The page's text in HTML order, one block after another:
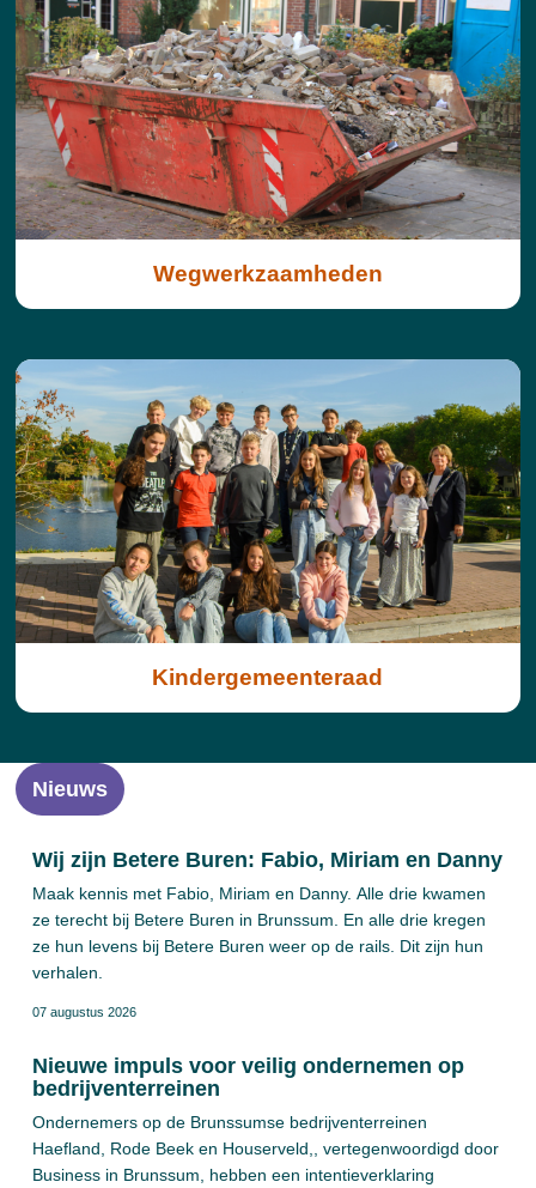
Wegwerkzaamheden
Kindergemeenteraad
Nieuws
Wij zijn Betere Buren: Fabio, Miriam en Danny
Maak kennis met Fabio, Miriam en Danny. Alle drie kwamen
ze terecht bij Betere Buren in Brunssum. En alle drie kregen
ze hun levens bij Betere Buren weer op de rails. Dit zijn hun
verhalen.
07 augustus 2026
Nieuwe impuls voor veilig ondernemen op
bedrijventerreinen
Ondernemers op de Brunssumse bedrijventerreinen
Haefland, Rode Beek en Houserveld,, vertegenwoordigd door
Business in Brunssum, hebben een intentieverklaring